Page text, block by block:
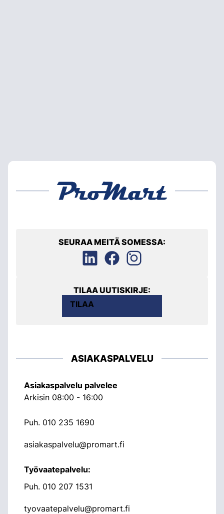
SEURAA MEITÄ SOMESSA:
TILAA UUTISKIRJE:
TILAA
ASIAKASPALVELU
Asiakaspalvelu palvelee
Arkisin 08:00 - 16:00
Puh. 010 235 1690
asiakaspalvelu@promart.fi
Työvaatepalvelu:
Puh. 010 207 1531
tyovaatepalvelu@promart.fi